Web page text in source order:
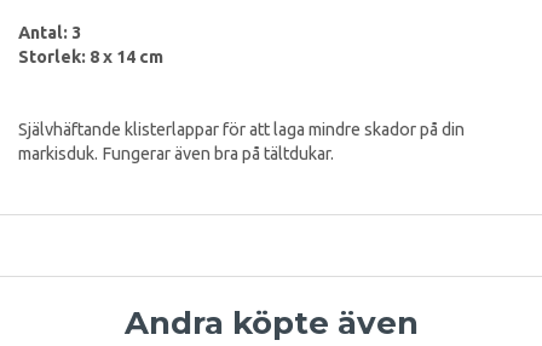
Antal: 3
Storlek: 8 x 14 cm
Självhäftande klisterlappar för att laga mindre skador på din
markisduk. Fungerar även bra på tältdukar.
Andra köpte även